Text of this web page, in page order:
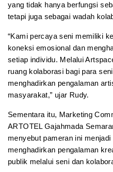
yang tidak hanya berfungsi
tetapi juga sebagai wadah
“Kami percaya seni memiliki
koneksi emosional dan
setiap individu. Melalui
ruang kolaborasi bagi para
menghadirkan pengalaman
masyarakat,” ujar Rudy.
Sementara itu, Marketing
ARTOTEL Gajahmada
menyebut pameran ini
menghadirkan pengalaman
publik melalui seni dan